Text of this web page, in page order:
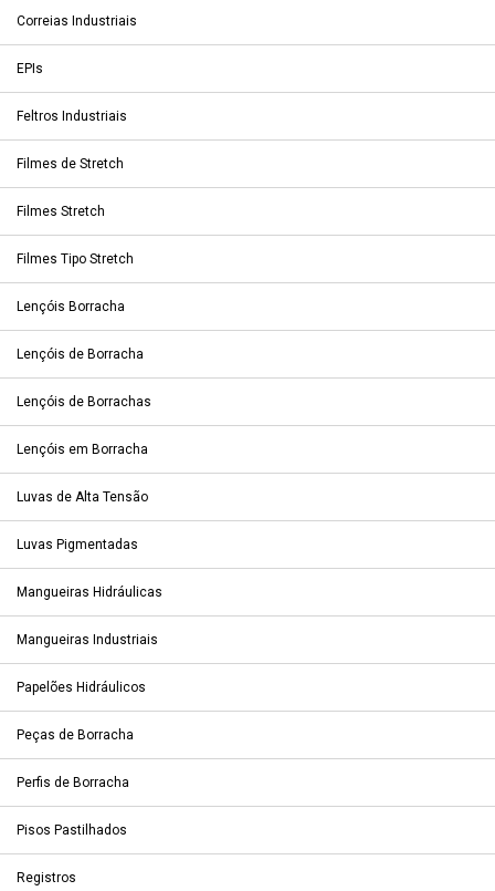
Correias Industriais
EPIs
Feltros Industriais
Filmes de Stretch
Filmes Stretch
Filmes Tipo Stretch
Lençóis Borracha
Lençóis de Borracha
Lençóis de Borrachas
Lençóis em Borracha
Luvas de Alta Tensão
Luvas Pigmentadas
Mangueiras Hidráulicas
Mangueiras Industriais
Papelões Hidráulicos
Peças de Borracha
Perfis de Borracha
Pisos Pastilhados
Registros